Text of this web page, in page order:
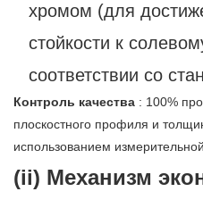
хромом (для
стойкости к
соответствии со
Контроль качества : 100%
плоскостного профиля и
использованием
(ii) Механизм